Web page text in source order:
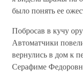
было понять ее
Побросав в кучу
Автоматчики
вернулись в дом к
Серафиме